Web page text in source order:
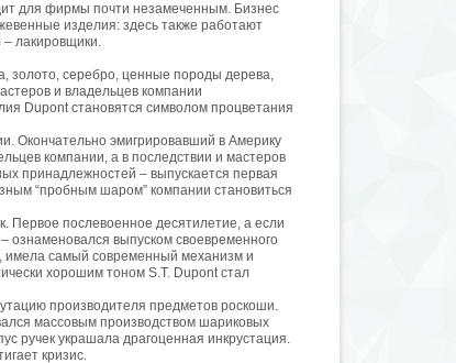
для фирмы почти незамеченным. Бизнес
изделия: здесь также работают
– лакировщики.
золото, серебро, ценные породы дерева,
и владельцев компании
Dupont становятся символом процветания
Окончательно эмигрировавший в Америку
компании, а в последствии и мастеров
принадлежностей – выпускается первая
“пробным шаром” компании становиться
Первое послевоенное десятилетие, а если
ознаменовался выпуском своевременного
имела самый современный механизм и
хорошим тоном S.T. Dupont стал
производителя предметов роскоши.
массовым производством шариковых
ручек украшала драгоценная инкрустация.
кризис.